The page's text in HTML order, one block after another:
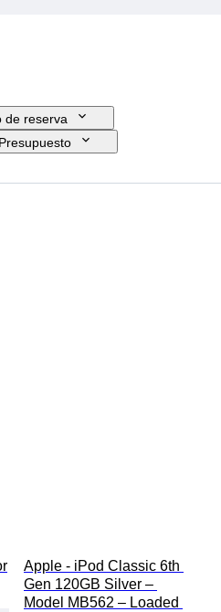
de reserva
Presupuesto
Apple - iPod Classic 6th
Gen 120GB Silver –
Model MB562 – Loaded